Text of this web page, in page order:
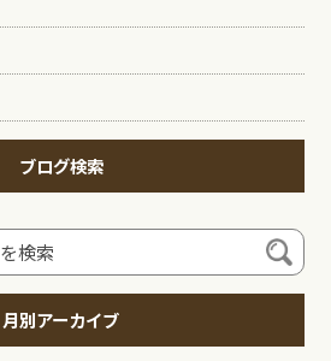
ブログ検索
月別アーカイブ